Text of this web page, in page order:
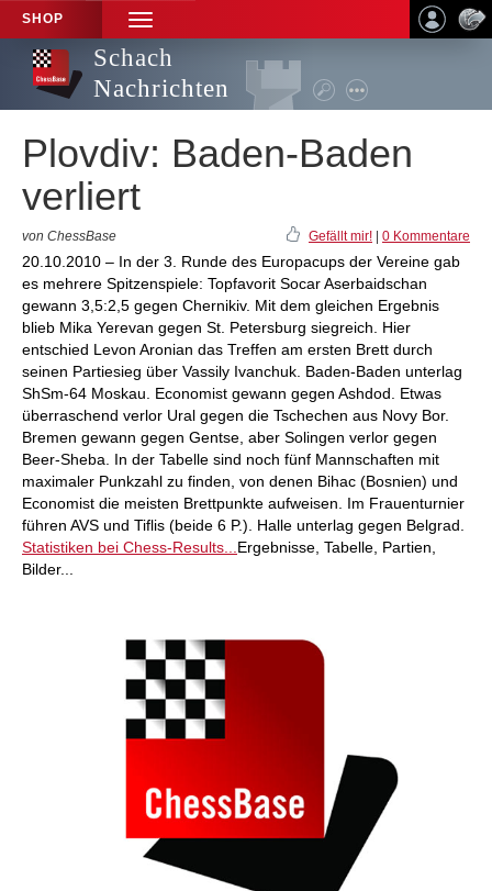
SHOP
TOGGLE
NAVIGATION
Schach
Nachrichten
Plovdiv: Baden-Baden
verliert
von ChessBase Gefällt mir! 0 Kommentare
20.10.2010 – In der 3. Runde des Europacups der Vereine gab
es mehrere Spitzenspiele: Topfavorit Socar Aserbaidschan
gewann 3,5:2,5 gegen Chernikiv. Mit dem gleichen Ergebnis
blieb Mika Yerevan gegen St. Petersburg siegreich. Hier
entschied Levon Aronian das Treffen am ersten Brett durch
seinen Partiesieg über Vassily Ivanchuk. Baden-Baden unterlag
ShSm-64 Moskau. Economist gewann gegen Ashdod. Etwas
überraschend verlor Ural gegen die Tschechen aus Novy Bor.
Bremen gewann gegen Gentse, aber Solingen verlor gegen
Beer-Sheba. In der Tabelle sind noch fünf Mannschaften mit
maximaler Punkzahl zu finden, von denen Bihac (Bosnien) und
Economist die meisten Brettpunkte aufweisen. Im Frauenturnier
führen AVS und Tiflis (beide 6 P.). Halle unterlag gegen Belgrad.
Statistiken bei Chess-Results... Ergebnisse, Tabelle, Partien,
Bilder...